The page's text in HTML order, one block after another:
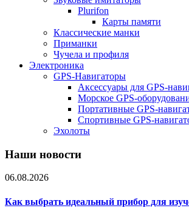
Plurifon
Карты памяти
Классические манки
Приманки
Чучела и профиля
Электроника
GPS-Навигаторы
Аксессуары для GPS-
Морское GPS-
Портативные GPS-
Спортивные GPS-
Эхолоты
Наши новости
06.08.2026
Как выбрать идеальный прибор для